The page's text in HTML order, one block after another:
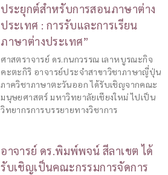
ประยุกต์สำหรับการสอนภาษาต่าง
ประเทศ : การรับและการเรียน
ภาษาต่างประเทศ”
ศาสตราจารย์ ดร.กนกวรรณ เลาหบูรณะกิจ
คะตะกิริ อาจารย์ประจำสาขาวิชาภาษาญี่ปุ่น
ภาควิชาภาษาตะวันออก ได้รับเชิญจากคณะ
มนุษยศาสตร์ มหาวิทยาลัยเชียงใหม่ ไปเป็น
วิทยากรการบรรยายทางวิชาการ
อาจารย์ ดร.พิมพ์พจน์ สีลาเขต ได้
รับเชิญเป็นคณะกรรมการจัดการ